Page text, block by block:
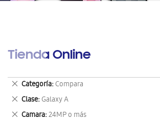
Tienda Online
Categoría Compara
Eliminar
este
artículo
Clase Galaxy A
Eliminar
este
Camara 24MP o más
Eliminar